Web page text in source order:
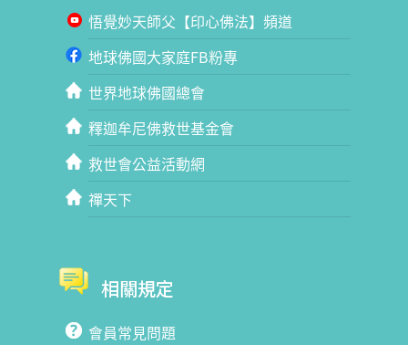
悟覺妙天師父【印心佛法】頻道
地球佛國大家庭FB粉專
世界地球佛國總會
釋迦牟尼佛救世基金會
救世會公益活動網
禪天下
相關規定
會員常見問題